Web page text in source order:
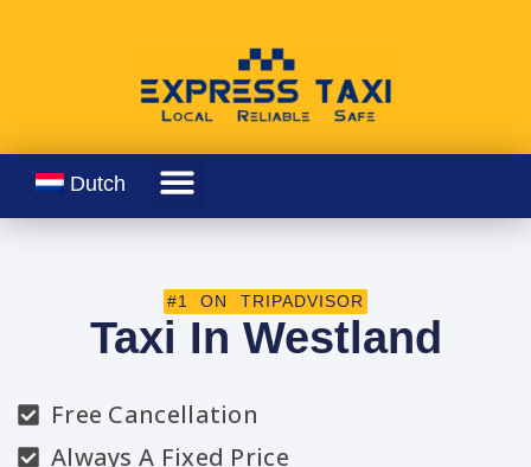
Dutch
#1 ON TRIPADVISOR
Taxi In Westland
Free Cancellation
Always A Fixed Price